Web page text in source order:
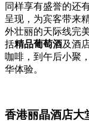
同样享有盛誉的还
呈现，为宾客带来
外壮丽的天际线完
括精品葡萄酒及酒
咖啡，到午后小聚
华体验。
香港丽晶酒店大